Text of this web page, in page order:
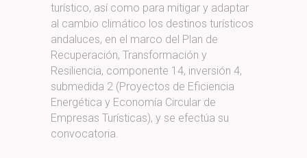
turístico, así como para mitigar y adaptar
al cambio climático los destinos turísticos
andaluces, en el marco del Plan de
Recuperación, Transformación y
Resiliencia, componente 14, inversión 4,
submedida 2 (Proyectos de Eficiencia
Energética y Economía Circular de
Empresas Turísticas), y se efectúa su
convocatoria.